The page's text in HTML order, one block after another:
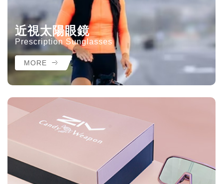
近視太陽眼鏡
Prescription Sunglasses
MORE